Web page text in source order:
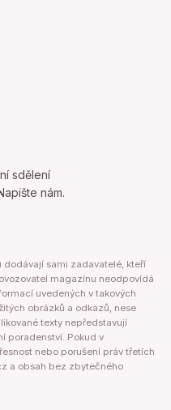
sdělení
nám.
dodávají sami zadavatelé, kteří
magazínu neodpovídá
uvedených v takových
obrázků a odkazů, nese
texty nepředstavují
poradenství. Pokud v
nebo porušení práv třetích
a obsah bez zbytečného